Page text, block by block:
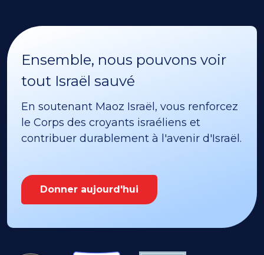
Ensemble, nous pouvons voir
tout Israël sauvé
En soutenant Maoz Israël, vous renforcez
le Corps des croyants israéliens et
contribuer durablement à l'avenir d'Israël.
Donner aujourd'hui